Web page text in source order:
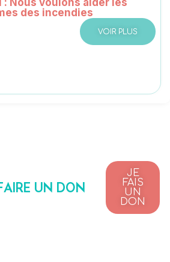
: Nous voulons aider les
des incendies
VOIR PLUS
UN DON
JE
FAIS
UN
DON